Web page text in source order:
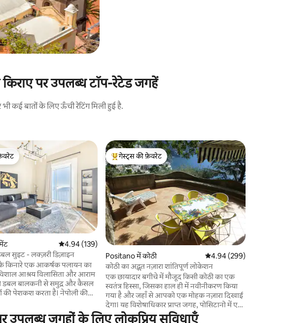
पर उपलब्ध टॉप-रेटेड जगहें
कई बातों के लिए ऊँची रेटिंग मिली हुई है.
फ़ेवरेट
औसत रेटिंग 5 में से 4.94, 139 समीक्षाएँ
4.94 (139)
सुइट - लक्ज़री डिज़ाइन
किनारे एक आकर्षक पलायन का
आश्रय विलासिता और आराम
डबल बालकनी से समुद्र और कैसल
की पेशकश करता है। नेपोली की
का स्वाद लें, और परिवारों या जोड़ों के
विशाल सुइट की सुविधा का
गेस्ट्स का टॉप फ़ेवरेट
गेस्ट्स की फ़ेवरेट
Positano में कोठी औसत रेटिंग 5 में से 4.94,
4.94 (299)
कोठी का अद्भुत नज़ारा शांतिपूर्ण लोकेशन
एक छायादार बगीचे में मौजूद किसी कोठी का एक
स्वतंत्र हिस्सा, जिसका हाल ही में नवीनीकरण किया
गया है और जहाँ से आपको एक मोहक नज़ारा दिखाई
देगा। यह विशेषाधिकार प्राप्त जगह, पोसिटानो में एक
चट्टानी चट्टान पर, समुद्र, पहाड़ों और देश के बीच, इस
उपलब्ध जगहों के लिए लोकप्रिय सुविधाएँ